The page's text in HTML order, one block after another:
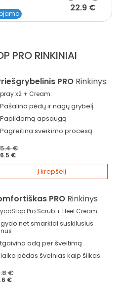
22.9 €
PRO RINKINIAI
PRO Rinkinys:
x2 + Cream:
Pašalina pėdų ir nagų grybelį
Papildomą apsaugą
Pagreitina sveikimo procesą
€
€
Į krepšelį
PRO Rinkinys
Pro Scrub + Heel Cream:
net smarkiai suskilusius
odą per šveitimą
pėdas švelnias kaip šilkas
€
€